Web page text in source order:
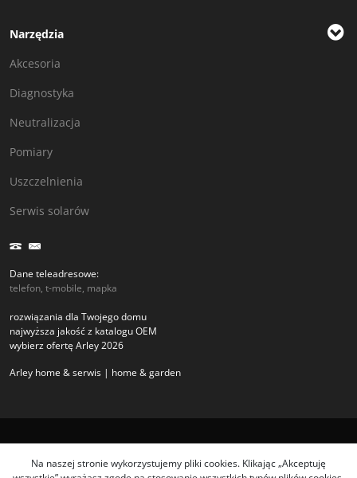
Narzędzia
Akcesoria
Diagnostyka
Neutralizacja
Pomiary
Uszczelnienia
Serwis solarów
Dane teleadresowe:
telefon, t-mobile, mapka
rozwiązania dla Twojego domu
najwyższa jakość z katalogu OEM
wybierz ofertę Arley 2026
Arley home & serwis | home & garden
Na naszej stronie wykorzystujemy pliki cookies. Klikając „Akceptuję